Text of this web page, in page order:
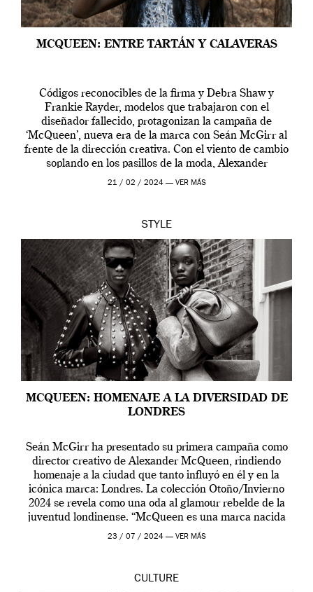
MCQUEEN: ENTRE TARTÁN Y CALAVERAS
Códigos reconocibles de la firma y Debra Shaw y
Frankie Rayder, modelos que trabajaron con el
diseñador fallecido, protagonizan la campaña de
‘McQueen’, nueva era de la marca con Seán McGirr al
frente de la dirección creativa. Con el viento de cambio
soplando en los pasillos de la moda, Alexander
McQueen se prepara para una […]
21 / 02 / 2024 — VER MÁS
STYLE
MCQUEEN: HOMENAJE A LA DIVERSIDAD DE
LONDRES
Seán McGirr ha presentado su primera campaña como
director creativo de Alexander McQueen, rindiendo
homenaje a la ciudad que tanto influyó en él y en la
icónica marca: Londres. La colección Otoño/Invierno
2024 se revela como una oda al glamour rebelde de la
juventud londinense. “McQueen es una marca nacida
en Londres y siempre ha […]
23 / 07 / 2024 — VER MÁS
CULTURE